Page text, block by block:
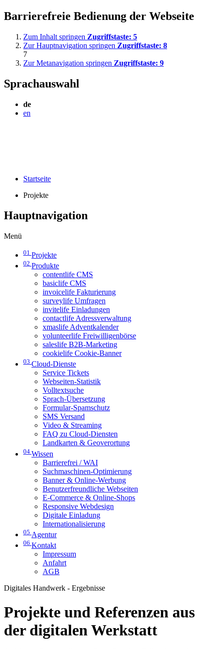
Barrierefreie Bedienung der Webseite
Zum Inhalt springen Zugriffstaste: 5
Zur Hauptnavigation springen Zugriffstaste: 8
7
Zur Metanavigation springen Zugriffstaste: 9
Sprachauswahl
de
en
Startseite
Projekte
Hauptnavigation
Menü
01 Projekte
02 Produkte
contentlife CMS
basiclife CMS
invoicelife Fakturierung
surveylife Umfragen
invitelife Einladungen
contactlife Adressverwaltung
xmaslife Adventkalender
volunteerlife Freiwilligenbörse
saleslife B2B-Marketing
cookielife Cookie-Banner
03 Cloud-Dienste
Service Tickets
Webseiten-Statistik
Volltextsuche
Sprach-Übersetzung
Formular-Spamschutz
SMS Versand
Video & Streaming
FAQ zu Cloud-Diensten
Landkarten & Geoverortung
04 Wissen
Barrierefrei / WAI
Suchmaschinen-Optimierung
Banner & Online-Werbung
Benutzerfreundliche Webseiten
E-Commerce & Online-Shops
Responsive Webdesign
Digitale Einladung
Internationalisierung
05 Agentur
06 Kontakt
Impressum
Anfahrt
AGB
Digitales Handwerk - Ergebnisse
Projekte und Referenzen aus
der digitalen Werkstatt